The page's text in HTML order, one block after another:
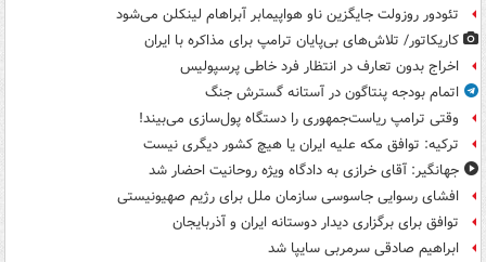
تئودور روزولت جایگزین ناو هواپیمابر آبراهام لینکلن می‌شود
کاریکاتور/ تلاش‌های بی‌پایان ترامپ برای مذاکره با ایران
اخراج بدون تعارف در انتظار فرد خاطی پرسپولیس
اتمام بودجه پنتاگون در آستانه گسترش جنگ
وقتی ترامپ ریاست‌جمهوری را دستگاه پول‌سازی می‌بیند!
ترکیه: توافق مکه علیه ایران یا هیچ کشور دیگری نیست
جهانگیر: آقای خرازی به دادگاه ویژه روحانیت احضار شد
افشای رسوایی جاسوسی سازمان ملل برای رژیم صهیونیستی
توافق برای برگزاری دیدار دوستانه ایران و آذربایجان
ابراهیم صادقی سرمربی سایپا شد